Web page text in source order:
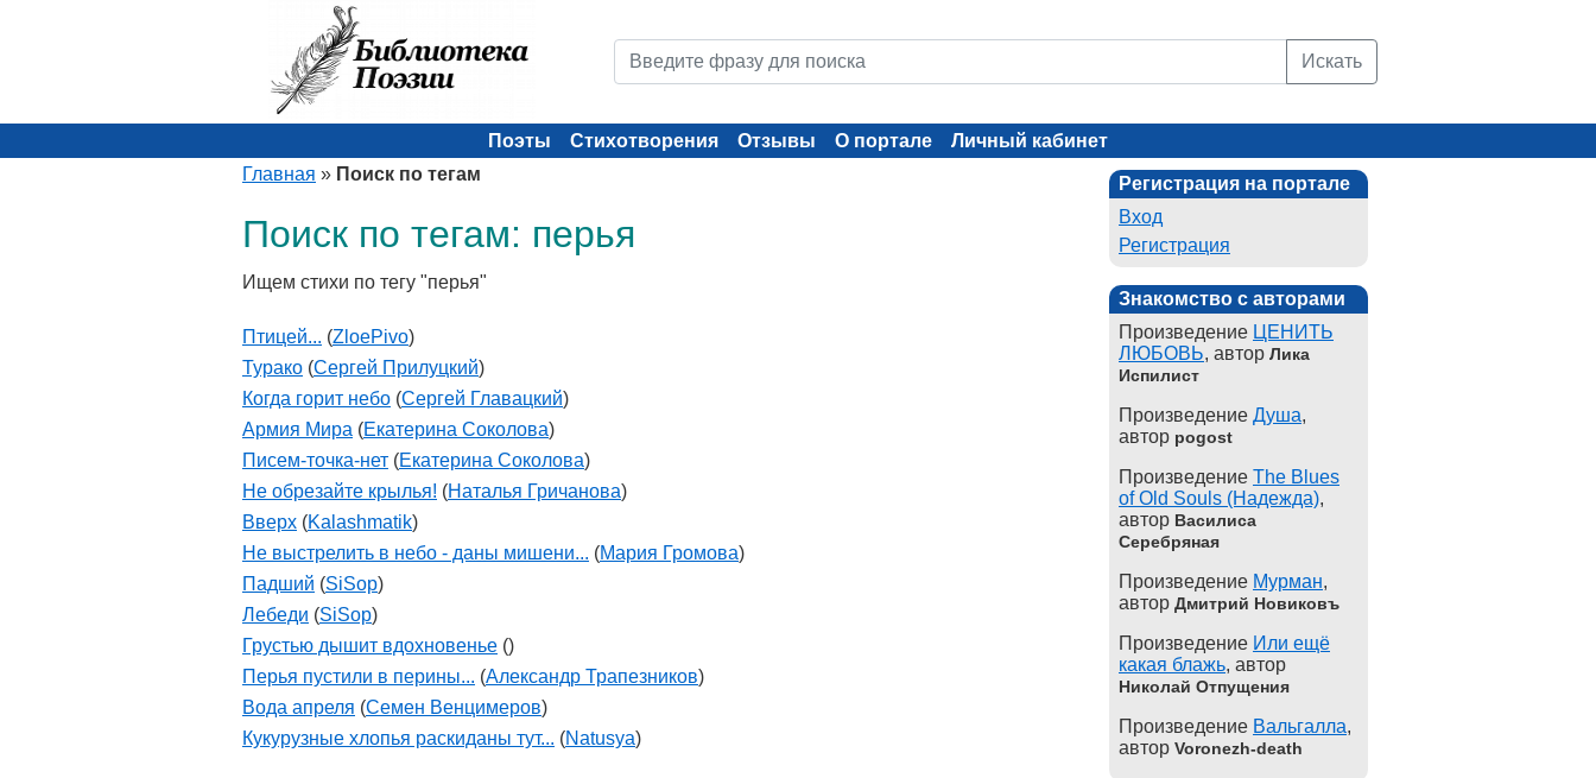
Искать
Поэты Стихотворения Отзывы О портале
Личный кабинет
Главная » Поиск по тегам
Поиск по тегам: перья
Ищем стихи по тегу "перья"
Птицей... (ZloePivo)
Турако (Сергей Прилуцкий)
Когда горит небо (Сергей Главацкий)
Армия Мира (Екатерина Соколова)
Писем-точка-нет (Екатерина Соколова)
Не обрезайте крылья! (Наталья Гричанова)
Вверх (Kalashmatik)
Не выстрелить в небо - даны мишени... (Мария Громова)
Падший (SiSop)
Лебеди (SiSop)
Грустью дышит вдохновенье ()
Перья пустили в перины... (Александр Трапезников)
Вода апреля (Семен Венцимеров)
Кукурузные хлопья раскиданы тут... (Natusya)
Регистрация на портале
Вход
Регистрация
Знакомство с авторами
Произведение ЦЕНИТЬ
ЛЮБОВЬ, автор Лика
Испилист
Произведение Душа,
автор pogost
Произведение The Blues
of Old Souls (Надежда),
автор Василиса
Серебряная
Произведение Мурман,
автор Дмитрий Новиковъ
Произведение Или ещё
какая блажь, автор
Николай Отпущения
Произведение Вальгалла,
автор Voronezh-death